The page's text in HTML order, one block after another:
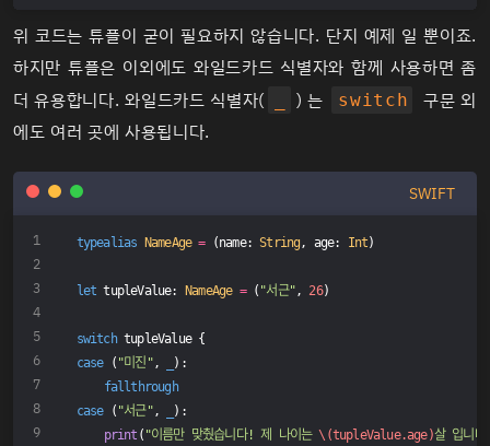
위 코드는 튜플이 굳이 필요하지 않습니다. 단지 예제 일 뿐이죠.
하지만 튜플은 이외에도 와일드카드 식별자와 함께 사용하면 좀
더 유용합니다. 와일드카드 식별자(
) 는 switch
구문 외
에도 여러 곳에 사용됩니다.
SWIFT
typealias NameAge = (name: String, age: Int)
let tupleValue: NameAge = ( "서근", 26)
switch tupleValue {
case ( "미진",
):
fallthrough
case ( "서근",
):
print ( "이름만 맞췄습니다! 제 나이는 \(tupleValue.age)살 입니